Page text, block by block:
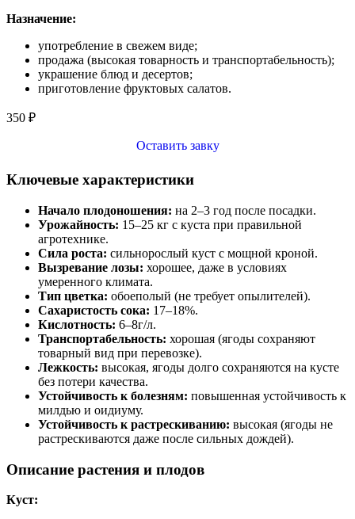
Назначение:
употребление в свежем виде;
продажа (высокая товарность и транспортабельность);
украшение блюд и десертов;
приготовление фруктовых салатов.
350 ₽
Оставить завку
Ключевые характеристики
Начало плодоношения: на 2–3 год после посадки.
Урожайность: 15–25 кг с куста при правильной
агротехнике.
Сила роста: сильнорослый куст с мощной кроной.
Вызревание лозы: хорошее, даже в условиях
умеренного климата.
Тип цветка: обоеполый (не требует опылителей).
Сахаристость сока: 17–18%.
Кислотность: 6–8г/л.
Транспортабельность: хорошая (ягоды сохраняют
товарный вид при перевозке).
Лежкость: высокая, ягоды долго сохраняются на кусте
без потери качества.
Устойчивость к болезням: повышенная устойчивость к
милдью и оидиуму.
Устойчивость к растрескиванию: высокая (ягоды не
растрескиваются даже после сильных дождей).
Описание растения и плодов
Куст: